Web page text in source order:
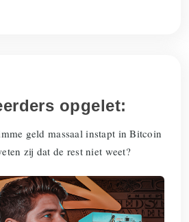
opgelet:
geld massaal instapt in Bitcoin
zij dat de rest niet weet?